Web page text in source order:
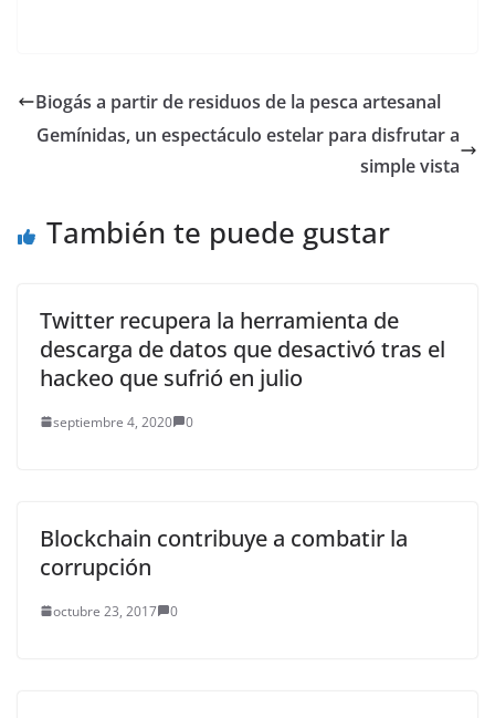
de agosto, y de los
instrumentos que
utilizaron para la…
Biogás a partir de residuos de la pesca artesanal
Gemínidas, un espectáculo estelar para disfrutar a
simple vista
También te puede gustar
Twitter recupera la herramienta de
descarga de datos que desactivó tras el
hackeo que sufrió en julio
septiembre 4, 2020 0
Blockchain contribuye a combatir la
corrupción
octubre 23, 2017 0